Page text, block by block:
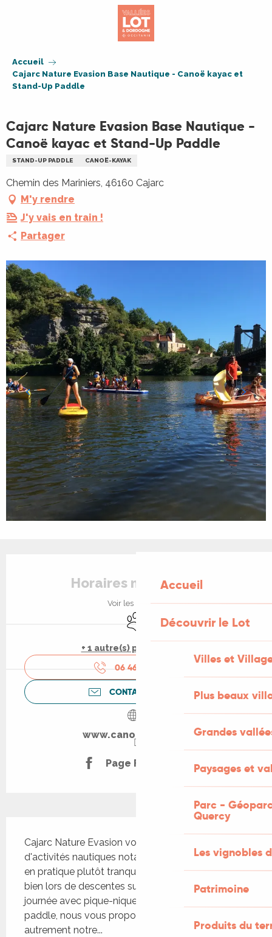
Accueil
Découvrir le Lot
Villes et
Plus beaux
Grandes
Paysages et
Parc -
Quercy
Les vignobles
Patrimoine
Produits du
Accueil
Cajarc Nature Evasion Base Nautique - Canoë kayac et
Stand-Up Paddle
Cajarc Nature Evasion Base Nautique -
Canoë kayac et Stand-Up Paddle
STAND-UP PADDLE CANOË-KAYAK
Chemin des Mariniers, 46160 Cajarc
M'y rendre
J'y vais en train !
Partager
Horaires non définis
Voir les horaires
Animaux acceptés
+ 1 autre(s) prestation(s)
06 46 86 08
CONTACTEZ-NOUS
www.canoe-cajarc.fr
Page Facebook
Cajarc Nature Evasion vous offre un large choix
d'activités nautiques notamment le canoë kayac
en pratique plutôt tranquille sur le plan d'eau ou
bien lors de descentes sur la rivière Lot sur une
journée avec pique-nique. Avec le stand-up
paddle, nous vous proposons de découvrir
autrement notre...